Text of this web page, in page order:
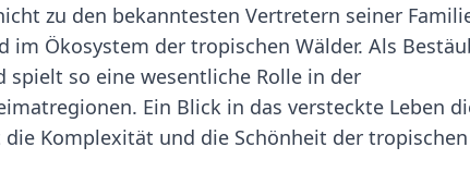
zu den bekanntesten Vertretern seiner
Ökosystem der tropischen Wälder. Als
so eine wesentliche Rolle in der
Ein Blick in das versteckte Leben
Komplexität und die Schönheit der tropischen